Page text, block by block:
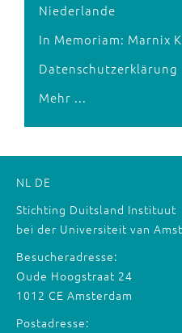
Niederlande
In Memoriam: Marnix
Datenschutzerklärung
Mehr ...
NL DE
Stichting Duitsland Instituut
bei der Universiteit van
Besucheradresse:
Oude Hoogstraat 24
1012 CE Amsterdam
Postadresse: